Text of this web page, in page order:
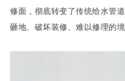
修面，彻底转变了传统给水管
砸地、破坏装修、难以修理的境